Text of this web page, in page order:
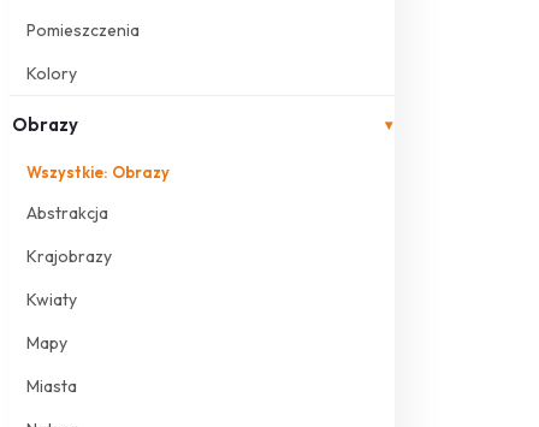
Pomieszczenia
Kolory
Obrazy ▾
Wszystkie: Obrazy
Abstrakcja
Krajobrazy
Kwiaty
Mapy
Miasta